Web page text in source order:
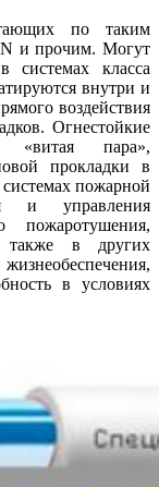
по таким
и прочим. Могут
системах класса
внутри и
воздействия
Огнестойкие
«витая пара»,
прокладки в
пожарной
и управления
пожаротушения,
также в других
в условиях